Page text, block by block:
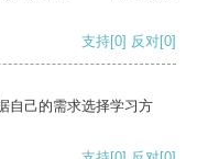
支持[0] 反对[0]
自己的需求选择学习方